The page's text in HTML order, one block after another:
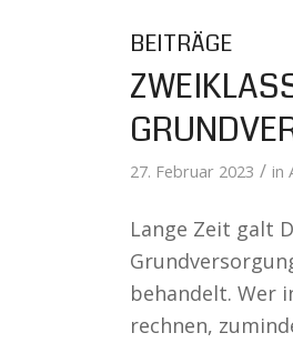
BEITRÄGE
27. Februar 2023 / in
Lange Zeit galt
behandelt. Wer
rechnen,